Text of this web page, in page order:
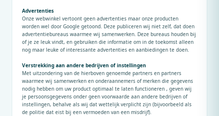
Advertenties
Onze webwinkel vertoont geen advertenties maar onze producten
worden wel door Google getoond. Deze publiceren wij niet zelf, dat doen
advertentiebureaus waarmee wij samenwerken. Deze bureaus houden bij
of je ze leuk vindt, en gebruiken die informatie om in de toekomst alleen
nog maar leuke of interessante advertenties en aanbiedingen te doen.
Verstrekking aan andere bedrijven of instellingen
Met uitzondering van de hierboven genoemde partners en partners
waarmee wij samenwerken en onderaannemers of merken die gegevens
nodig hebben om uw product optimaal te laten functioneren , geven wij
je persoonsgegevens onder geen voorwaarde aan andere bedrijven of
instellingen, behalve als wij dat wettelijk verplicht zijn (bijvoorbeeld als
de politie dat eist bij een vermoeden van een misdrijf).